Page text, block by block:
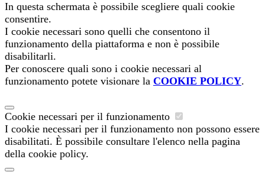
In questa schermata è possibile scegliere quali cookie
consentire.
I cookie necessari sono quelli che consentono il
funzionamento della piattaforma e non è possibile
disabilitarli.
Per conoscere quali sono i cookie necessari al
funzionamento potete visionare la COOKIE POLICY.
Cookie necessari per il funzionamento
I cookie necessari per il funzionamento non possono essere
disabilitati. È possibile consultare l'elenco nella pagina
della cookie policy.